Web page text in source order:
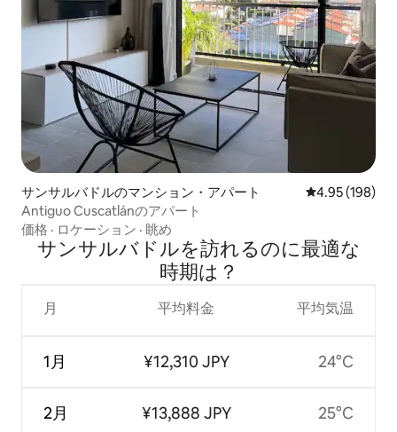
サンサルバドルのマンション・アパート レビュー198
4.95 (198)
Antiguo Cuscatlánのアパート
価格 · ロケーション · 眺め
サンサルバドルを訪⁠れ⁠るの⁠に最⁠適⁠な
時⁠期⁠は⁠？
月
1月
2月
平均料金
¥12,310 JPY
¥13,888 JPY
平均気温
24°C
25°C